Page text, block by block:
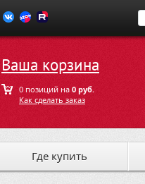
Ваша корзина
0 позиций на 0 руб.
Как сделать заказ
Где купить